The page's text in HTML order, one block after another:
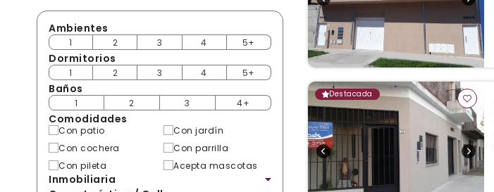
Ambientes
1 2 3 4 5+
Dormitorios
1 2 3 4 5+
Baños
1 2 3 4+
Comodidades
Con patio
Con jardín
Con cochera
Con parrilla
Con pileta
Acepta mascotas
Inmobiliaria
Destacada